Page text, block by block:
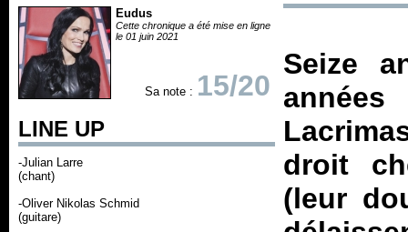
Eudus
Cette chronique a été mise en ligne
le 01 juin 2021
Sa note : 15/20
LINE UP
-Julian Larre
(chant)
-Oliver Nikolas Schmid
(guitare)
Seize
droit
(leur